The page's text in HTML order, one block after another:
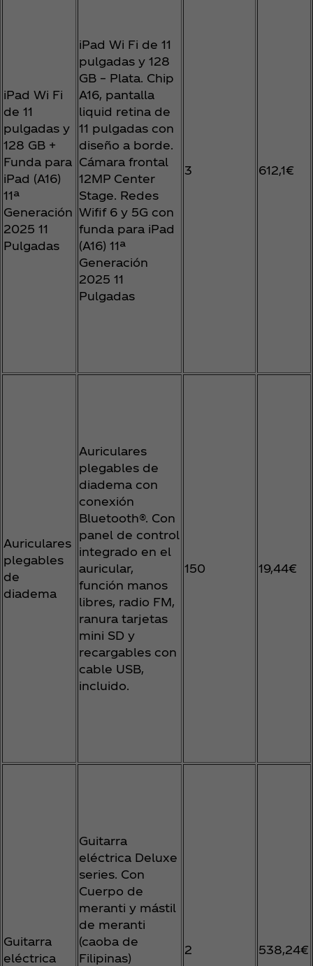
iPad Wi Fi
de 11
pulgadas y
128 GB +
Funda para
iPad (A16)
11ª
Generación
2025 11
Pulgadas
iPad Wi Fi de 11
pulgadas y 128
GB – Plata. Chip
A16, pantalla
liquid retina de
11 pulgadas con
diseño a borde.
Cámara frontal
12MP Center
Stage. Redes
Wifif 6 y 5G con
funda para iPad
(A16) 11ª
Generación
2025 11
Pulgadas
3 612,1€
Auriculares
plegables
de
diadema
Auriculares
plegables de
diadema con
conexión
Bluetooth®. Con
panel de control
integrado en el
auricular,
función manos
libres, radio FM,
ranura tarjetas
mini SD y
recargables con
cable USB,
incluido.
150 19,44€
Guitarra
eléctrica
Guitarra
eléctrica Deluxe
series. Con
Cuerpo de
meranti y mástil
de meranti
(caoba de
Filipinas)
2 538,24€